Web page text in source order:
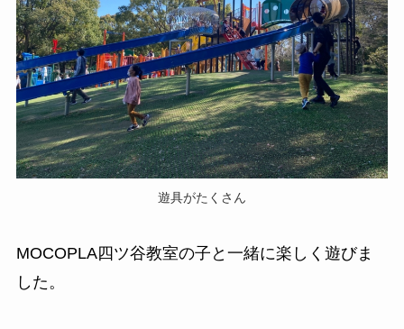
遊具がたくさん
MOCOPLA四ツ谷教室の子と一緒に楽しく遊びま
した。